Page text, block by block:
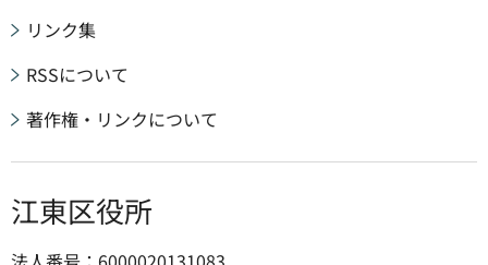
リンク集
RSSについて
著作権・リンクについて
江東区役所